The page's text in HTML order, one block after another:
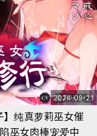
2024-09-21
】纯真萝莉巫女催
巫女肉棒宠爱中